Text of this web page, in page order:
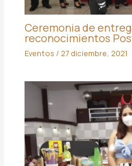
Ceremonia de
reconocimientos
Eventos / 27 diciembre, 2021